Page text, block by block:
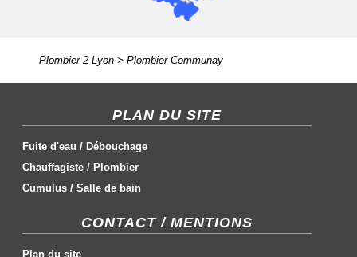
Plombier 2 Lyon> Plombier Communay
PLAN DU SITE
Fuite d'eau / Débouchage
Chauffagiste / Plombier
Cumulus /Salle de bain
CONTACT / MENTIONS
Plan du site